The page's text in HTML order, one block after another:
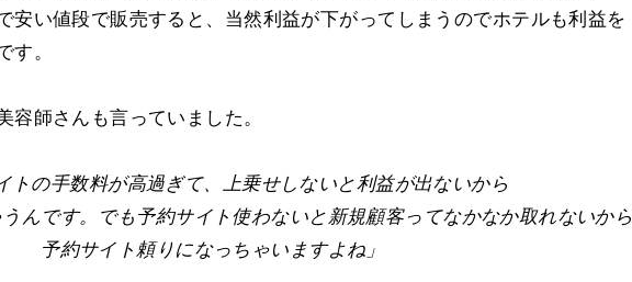
安い値段で販売すると、当然利益が下がってしまうのでホテルも利益を
す。
容師さんも言っていました。
トの手数料が高過ぎて、上乗せしないと利益が出ないから
んです。でも予約サイト使わないと新規顧客ってなかなか取れないから
予約サイト頼りになっちゃいますよね」